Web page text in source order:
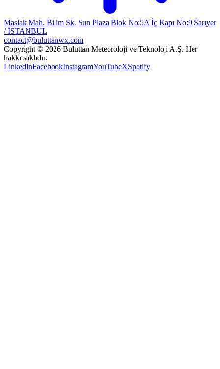
Maslak Mah. Bilim Sk. Sun Plaza Blok No:5A İç Kapı No:9 Sarıyer
/ İSTANBUL
contact@buluttanwx.com
Copyright © 2026 Buluttan Meteoroloji ve Teknoloji A.Ş. Her
hakkı saklıdır.
LinkedInFacebookInstagramYouTubeXSpotify